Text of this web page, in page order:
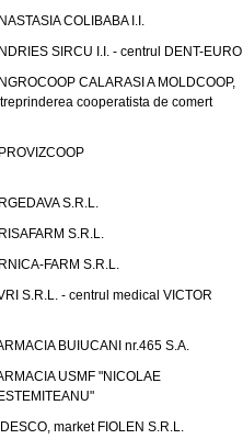
COLIBABA I.I.
SIRCU I.I. - centrul DENT-EURO
CALARASI A MOLDCOOP,
cooperatista de comert
S.R.L.
S.R.L.
FARM S.R.L.
S.R.L. - centrul medical VICTOR
BUIUCANI nr.465 S.A.
USMF "NICOLAE
market FIOLEN S.R.L.